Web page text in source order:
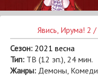
Явись, Ирума! 2
Сезон: 2021 весна
Тип: ТВ (12 эп.), 24 мин.
Жанры: Демоны,